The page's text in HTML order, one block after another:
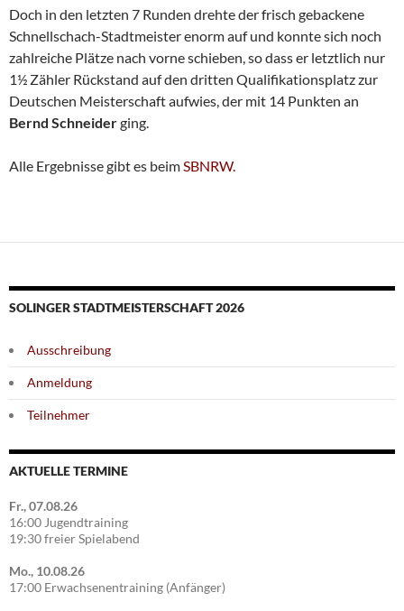
Doch in den letzten 7 Runden drehte der frisch gebackene
Schnellschach-Stadtmeister enorm auf und konnte sich noch
zahlreiche Plätze nach vorne schieben, so dass er letztlich nur
1½ Zähler Rückstand auf den dritten Qualifikationsplatz zur
Deutschen Meisterschaft aufwies, der mit 14 Punkten an
Bernd Schneiderging.
Alle Ergebnisse gibt es beimSBNRW.
SOLINGER STADTMEISTERSCHAFT 2026
Ausschreibung
Anmeldung
Teilnehmer
AKTUELLE TERMINE
Fr., 07.08.26
16:00 Jugendtraining
19:30 freier Spielabend
Mo., 10.08.26
17:00 Erwachsenentraining (Anfänger)